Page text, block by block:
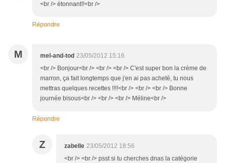
<br /> étonnant!!<br />
Répondre
M mel-and-tod 23/05/2012 15:16
<br /> Bonjour<br /> <br /> <br /> C'est super bon la crème de
marron, ça fait longtemps que j'en ai pas acheté, tu nous
mettras quelques recettes !!!!<br /> <br /> <br /> Bonne
journée bisous<br /> <br /> <br /> Méline<br />
Répondre
Z zabelle 23/05/2012 18:56
<br /> <br /> psst si tu cherches dnas la catégorie